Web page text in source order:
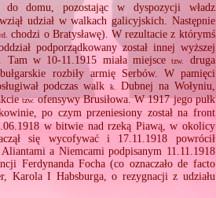
domu, pozostając w dyspozycji władz
wziął udział w walkach galicyjskich. Następnie
chodzi o Bratysławę). W rezultacie z którymś
podporządkowany został innej wyższej
w 10‐11.1915 miała miejscetzw.
druga
rozbiły armię Serbów. W pamięci
podczas walk k.
Dubnej na Wołyniu,
tzw.ofensywy Brusiłowa. W 1917 jego pułk
po czym przeniesiony został na front
w bitwie nad rzeką Piawą, w okolicy
się wycofywać i 17.11.1918 powrócił
a Niemcami podpisanym 11.11.1918
Ferdynanda Focha (co oznaczało de facto
Karola I Habsburga, o rezygnacji z udziału